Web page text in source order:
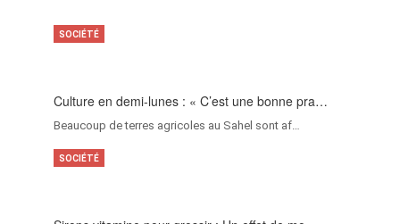
Culture en demi-lunes : « C’est une bonne pra…
Beaucoup de terres agricoles au Sahel sont af…
SOCIÉTÉ
SOCIÉTÉ